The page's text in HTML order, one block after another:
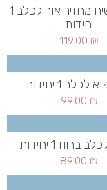
צעצוע קשיח מחזיר אור לכלב 1
יחידות
119.00 ₪
1 יחידות
99.00 ₪
ברווז 1 יחידות
89.00 ₪